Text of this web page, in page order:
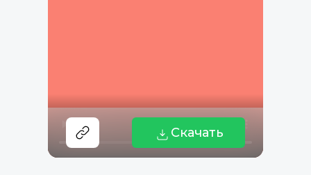
Скачать